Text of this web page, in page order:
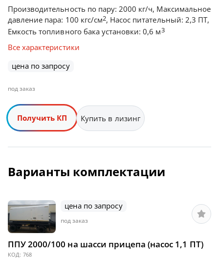
Производительность по пару: 2000 кг/ч, Максимальное
давление пара: 100 кгс/см2, Насос питательный: 2,3 ПТ,
Емкость топливного бака установки: 0,6 м3
Все характеристики
цена по запросу
под заказ
Получить КП Купить в лизинг
Варианты комплектации
ППУ 2000/100 на шасси прицепа (насос 1,1 ПТ)
КОД: 768
цена по запросу
под заказ